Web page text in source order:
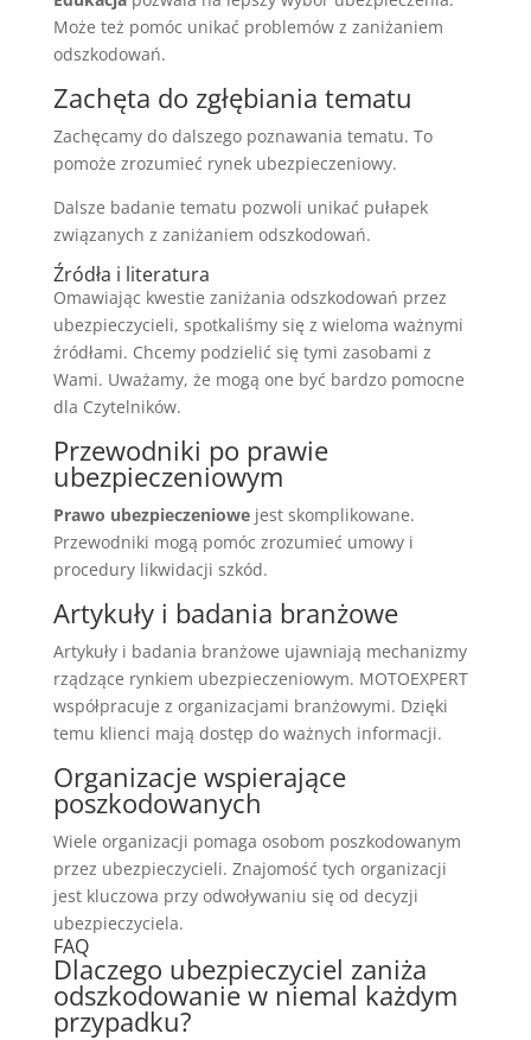
Może też pomóc unikać problemów z zaniżaniem
odszkodowań.
Zachęta do zgłębiania tematu
Zachęcamy do dalszego poznawania tematu. To
pomoże zrozumieć rynek ubezpieczeniowy.
Dalsze badanie tematu pozwoli unikać pułapek
związanych z zaniżaniem odszkodowań.
Źródła i literatura
Omawiając kwestie zaniżania odszkodowań przez
ubezpieczycieli, spotkaliśmy się z wieloma ważnymi
źródłami. Chcemy podzielić się tymi zasobami z
Wami. Uważamy, że mogą one być bardzo pomocne
dla Czytelników.
Przewodniki po prawie
ubezpieczeniowym
Prawo ubezpieczeniowejest skomplikowane.
Przewodniki mogą pomóc zrozumieć umowy i
procedury likwidacji szkód.
Artykuły i badania branżowe
Artykuły i badania branżowe ujawniają mechanizmy
rządzące rynkiem ubezpieczeniowym. MOTOEXPERT
współpracuje z organizacjami branżowymi. Dzięki
temu klienci mają dostęp do ważnych informacji.
Organizacje wspierające
poszkodowanych
Wiele organizacji pomaga osobom poszkodowanym
przez ubezpieczycieli. Znajomość tych organizacji
jest kluczowa przy odwoływaniu się od decyzji
ubezpieczyciela.
FAQ
Dlaczego ubezpieczyciel zaniża
odszkodowanie w niemal każdym
przypadku?